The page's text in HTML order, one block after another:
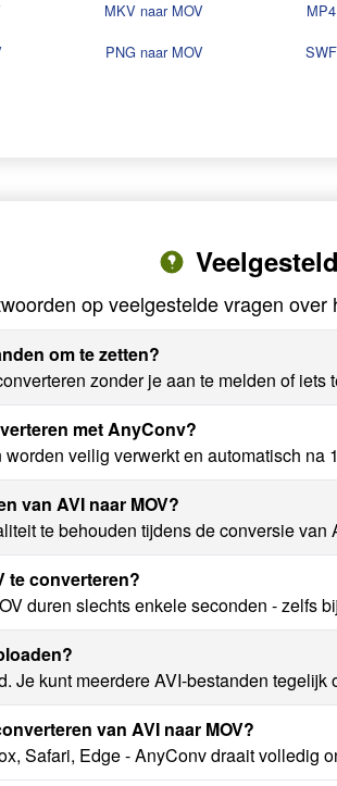
MKV naar MOV
PNG naar MOV
op veelgestelde vragen
om te zetten?
zonder je aan te melden of iets
met AnyConv?
veilig verwerkt en automatisch
van AVI naar MOV?
te behouden tijdens de conversie
te converteren?
duren slechts enkele seconden - zelfs
Je kunt meerdere AVI-bestanden
van AVI naar MOV?
Safari, Edge - AnyConv draait volledig